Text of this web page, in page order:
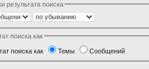
результата поиска
поиска как
поиска как Темы Сообщений